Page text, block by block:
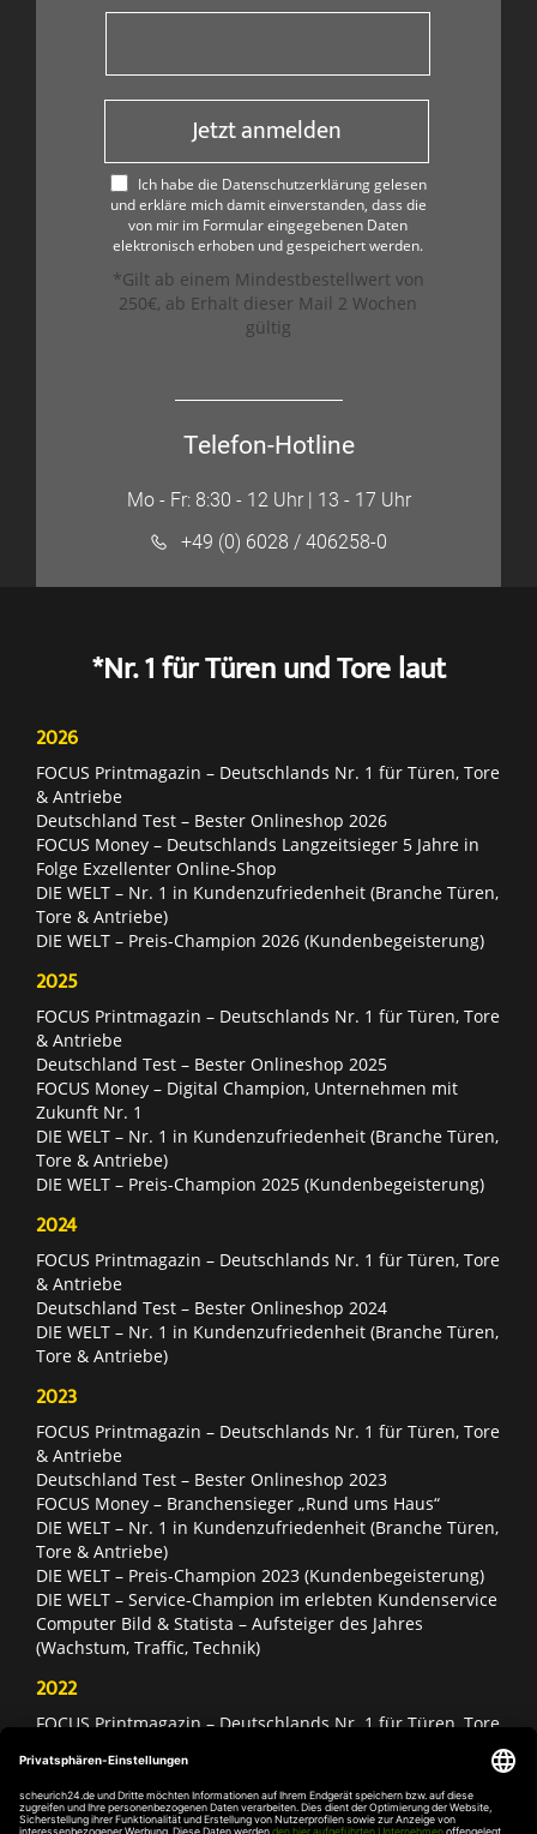
Jetzt anmelden
Ich habe die Datenschutzerklärung gelesen
und erkläre mich damit einverstanden, dass die
von mir im Formular eingegebenen Daten
elektronisch erhoben und gespeichert werden.
*Gilt ab einem Mindestbestellwert von
250€, ab Erhalt dieser Mail 2 Wochen
gültig
Telefon-Hotline
Mo - Fr: 8:30 - 12 Uhr | 13 - 17 Uhr
+49 (0) 6028 / 406258-0
*Nr. 1 für Türen und Tore laut
2026
FOCUS Printmagazin – Deutschlands Nr. 1 für Türen, Tore
& Antriebe
Deutschland Test – Bester Onlineshop 2026
FOCUS Money – Deutschlands Langzeitsieger 5 Jahre in
Folge Exzellenter Online-Shop
DIE WELT – Nr. 1 in Kundenzufriedenheit (Branche Türen,
Tore & Antriebe)
DIE WELT – Preis-Champion 2026 (Kundenbegeisterung)
2025
FOCUS Printmagazin – Deutschlands Nr. 1 für Türen, Tore
& Antriebe
Deutschland Test – Bester Onlineshop 2025
FOCUS Money – Digital Champion, Unternehmen mit
Zukunft Nr. 1
DIE WELT – Nr. 1 in Kundenzufriedenheit (Branche Türen,
Tore & Antriebe)
DIE WELT – Preis-Champion 2025 (Kundenbegeisterung)
2024
FOCUS Printmagazin – Deutschlands Nr. 1 für Türen, Tore
& Antriebe
Deutschland Test – Bester Onlineshop 2024
DIE WELT – Nr. 1 in Kundenzufriedenheit (Branche Türen,
Tore & Antriebe)
2023
FOCUS Printmagazin – Deutschlands Nr. 1 für Türen, Tore
& Antriebe
Deutschland Test – Bester Onlineshop 2023
FOCUS Money – Branchensieger „Rund ums Haus“
DIE WELT – Nr. 1 in Kundenzufriedenheit (Branche Türen,
Tore & Antriebe)
DIE WELT – Preis-Champion 2023 (Kundenbegeisterung)
DIE WELT – Service-Champion im erlebten Kundenservice
Computer Bild & Statista – Aufsteiger des Jahres
(Wachstum, Traffic, Technik)
2022
FOCUS Printmagazin – Deutschlands Nr. 1 für Türen, Tore
Deutschland Test – Bester Onlineshop 2022
FOCUS Money – Branchensieger „Rund ums Haus“
DIE WELT – Service-Champion im erlebten Kundenservice